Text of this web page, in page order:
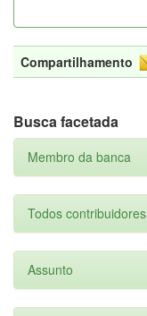
Compartilhamento
Busca facetada
Membro da banca
Todos contribuidores
Assunto